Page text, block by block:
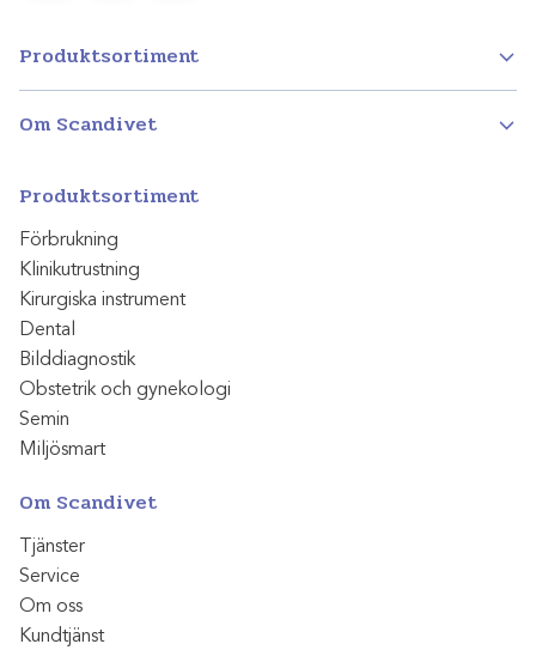
Produktsortiment
Om Scandivet
Produktsortiment
Förbrukning
Klinikutrustning
Kirurgiska instrument
Dental
Bilddiagnostik
Obstetrik och gynekologi
Semin
Miljösmart
Om Scandivet
Tjänster
Service
Om oss
Kundtjänst